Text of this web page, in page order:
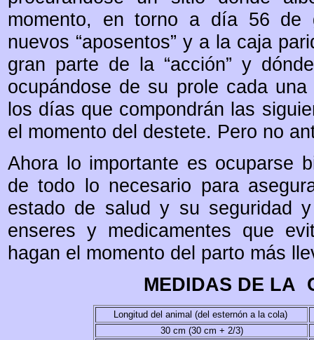
momento, en torno a día 56 de
nuevos “aposentos” y a la caja
gran parte de la “acción” y
ocupándose de su prole cada
los días que compondrán las
el momento del destete. Pero no
Ahora lo importante es ocuparse
de todo lo necesario para
estado de salud y su seguridad
enseres y medicamentes que
hagan el momento del parto más
MEDIDAS DE LA
Longitud del animal (del esternón a la cola)
30 cm (30 cm + 2/3)